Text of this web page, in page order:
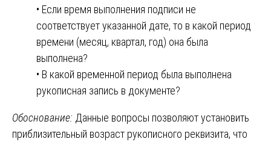
• Если время выполнения подписи не
соответствует указанной дате, то в какой период
времени (месяц, квартал, год) она была
выполнена?
• В какой временной период была выполнена
рукописная запись в документе?
Обоснование: Данные вопросы позволяют установить
приблизительный возраст рукописного реквизита, что